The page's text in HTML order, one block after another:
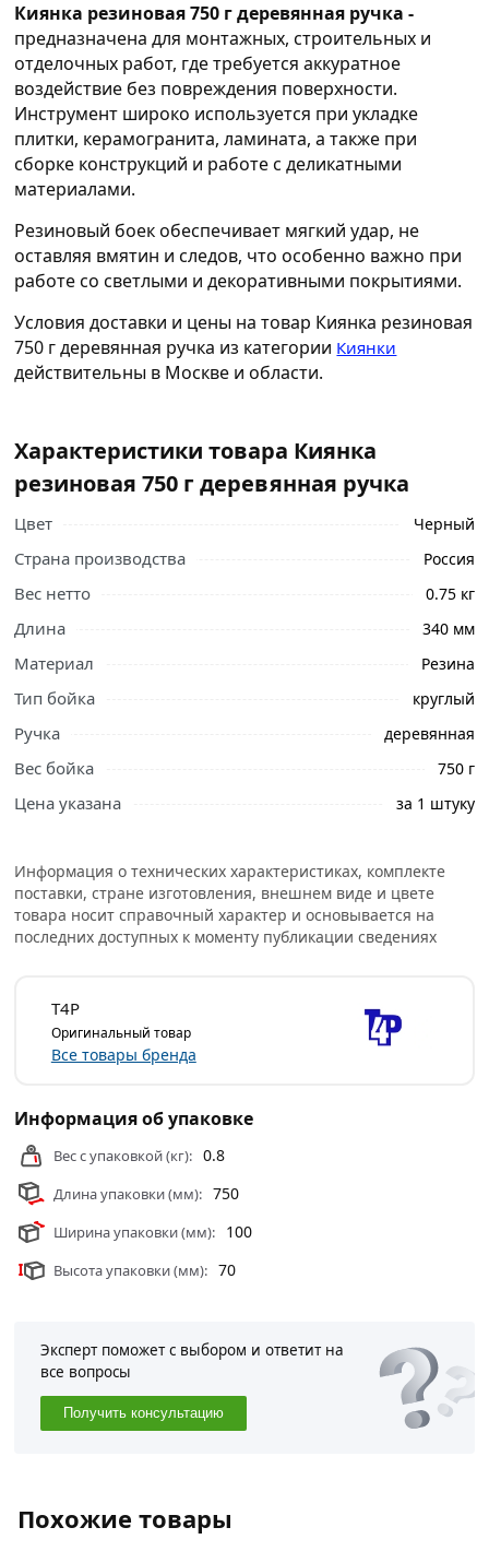
Киянка резиновая 750 г деревянная ручка -
предназначена для монтажных, строительных и
отделочных работ, где требуется аккуратное
воздействие без повреждения поверхности.
Инструмент широко используется при укладке
плитки, керамогранита, ламината, а также при
сборке конструкций и работе с деликатными
материалами.
Резиновый боек обеспечивает мягкий удар, не
оставляя вмятин и следов, что особенно важно при
работе со светлыми и декоративными покрытиями.
Условия доставки и цены на товар Киянка резиновая
750 г деревянная ручка из категории Киянки
действительны в Москве и области.
Характеристики товара Киянка
резиновая 750 г деревянная ручка
Цвет Черный
Страна производства Россия
Вес нетто 0.75 кг
Длина 340 мм
Материал Резина
Тип бойка круглый
Ручка деревянная
Вес бойка 750 г
Цена указана за 1 штуку
Информация о технических характеристиках, комплекте
поставки, стране изготовления, внешнем виде и цвете
товара носит справочный характер и основывается на
последних доступных к моменту публикации сведениях
T4P
Оригинальный товар
Все товары бренда
Информация об упаковке
Вес с упаковкой (кг): 0.8
Длина упаковки (мм): 750
Ширина упаковки (мм): 100
Высота упаковки (мм): 70
Эксперт поможет с выбором и ответит на
все вопросы
Получить консультацию
Похожие товары